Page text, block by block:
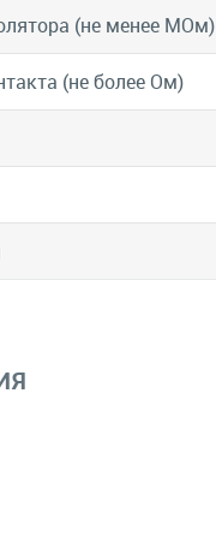
(не менее МОм)
(не более Ом)